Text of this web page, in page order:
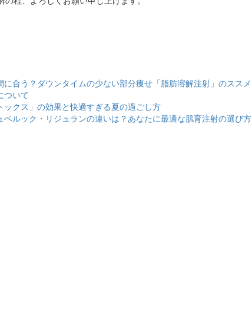
に合う？ダウンタイムの少ない部分痩せ「脂肪溶解注射」のススメ
ついて
ックス」の効果と快適すぎる夏の過ごし方
ベルック・リジュランの違いは？あなたに最適な肌育注射の選び方